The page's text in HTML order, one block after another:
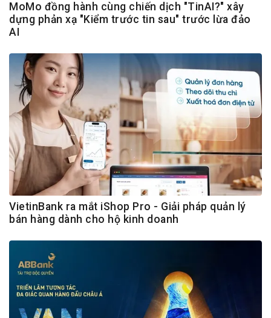
MoMo đồng hành cùng chiến dịch "TinAI?" xây
dựng phản xạ "Kiểm trước tin sau" trước lừa đảo
AI
VietinBank ra mắt iShop Pro - Giải pháp quản lý
bán hàng dành cho hộ kinh doanh